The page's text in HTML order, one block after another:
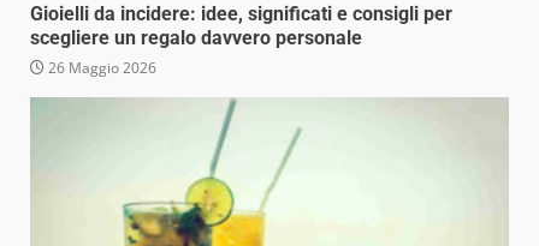
Gioielli da incidere: idee, significati e consigli per
scegliere un regalo davvero personale
26 Maggio 2026